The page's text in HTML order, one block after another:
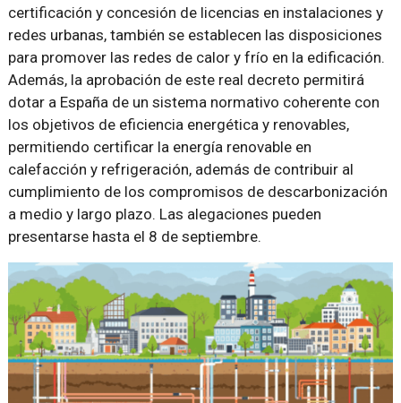
certificación y concesión de licencias en instalaciones y
redes urbanas, también se establecen las disposiciones
para promover las redes de calor y frío en la edificación.
Además, la aprobación de este real decreto permitirá
dotar a España de un sistema normativo coherente con
los objetivos de eficiencia energética y renovables,
permitiendo certificar la energía renovable en
calefacción y refrigeración, además de contribuir al
cumplimiento de los compromisos de descarbonización
a medio y largo plazo. Las alegaciones pueden
presentarse hasta el 8 de septiembre.